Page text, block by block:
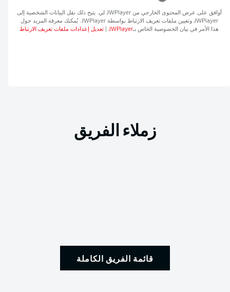
أوافق على عرض المحتوى الخارجي منJWPlayer لي. يتيح ذلك نقل البيانات الشخصية إلى
JWPlayer وتعيين ملفات تعريف الارتباط بواسطةJWPlayer. يُمكنك معرفة المزيد حول
هذا الأمر في بيان الخصوصية الخاص بـJWPlayer تعديل إعدادات ملفات تعريف الارتباط
زملاء الفريق
قائمة الفريق الكاملة